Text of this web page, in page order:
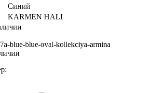
Синий
KARMEN HALI
blue-blue-oval-kollekciya-armina